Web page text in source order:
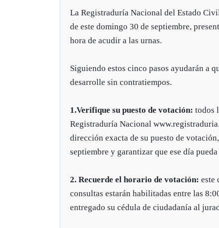
La Registraduría Nacional del Estado
de este domingo 30 de septiembre,
hora de acudir a las urnas.
Siguiendo estos cinco pasos ayudarán a
desarrolle sin contratiempos.
1.Verifique su puesto de votación:todos
Registraduría Nacional
dirección exacta de su puesto de
septiembre y garantizar que ese día
2. Recuerde el horario de votación: este
consultas estarán habilitadas entre las
entregado su cédula de ciudadanía al